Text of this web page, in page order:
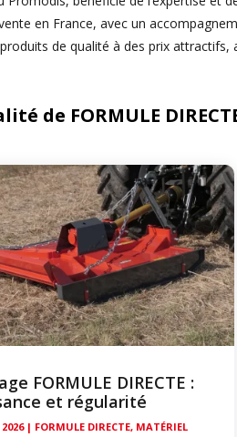
en France, avec un
de qualité à des prix
de FORMULE
FORMULE DIRECTE :
et régularité
| FORMULE DIRECTE, MATÉRIEL